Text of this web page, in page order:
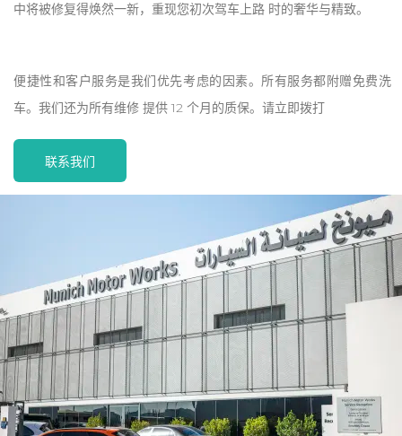
中将被修复得焕然一新，重现您初次驾车上路 时的奢华与精致。
便捷性和客户服务是我们优先考虑的因素。所有服务都附赠免费洗
车。我们还为所有维修 提供 12 个月的质保。请立即拨打
联系我们